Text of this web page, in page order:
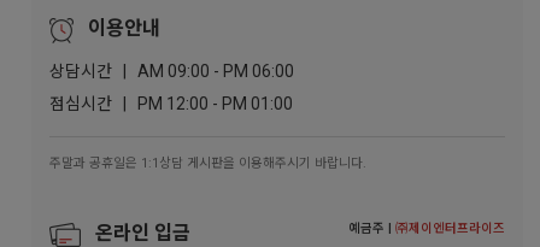
이용안내
상담시간 | AM 09:00 - PM 06:00
점심시간 | PM 12:00 - PM 01:00
주말과 공휴일은 1:1상담 게시판을 이용해주시기 바랍니다.
온라인 입금 예금주 |㈜제이엔터프라이즈